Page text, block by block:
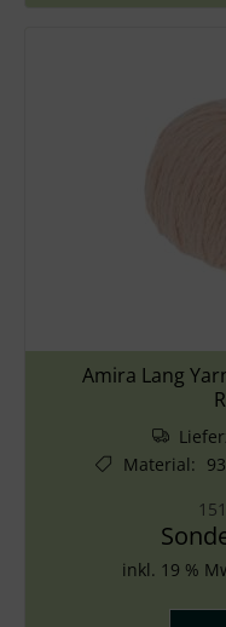
Amira Lang
Material:
inkl. 19 %